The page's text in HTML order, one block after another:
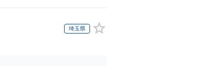
埼玉県